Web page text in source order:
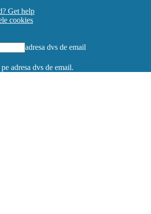
Get help
cookies
adresa dvs de email
adresa dvs de email.